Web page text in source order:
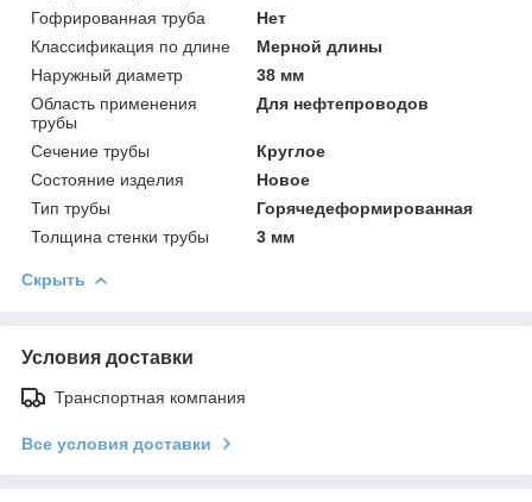
Гофрированная труба
Нет
Классификация по длине
Мерной длины
Наружный диаметр
38 мм
Область применения
трубы
Для нефтепроводов
Сечение трубы
Круглое
Состояние изделия
Новое
Тип трубы
Горячедеформированная
Толщина стенки трубы
3 мм
Скрыть
Условия доставки
Транспортная компания
Все условия доставки